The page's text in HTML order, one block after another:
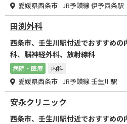
愛媛県西条市 JR予讃線 伊予西条駅
田渕外科
西条市、壬生川駅付近でおすすめの
科、脳神経外科、放射線科
病院・医療 内科
愛媛県西条市 JR予讃線 壬生川駅
安永クリニック
西条市、壬生川駅付近でおすすめの